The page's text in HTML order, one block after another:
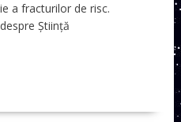
a fracturilor de risc.
Știință